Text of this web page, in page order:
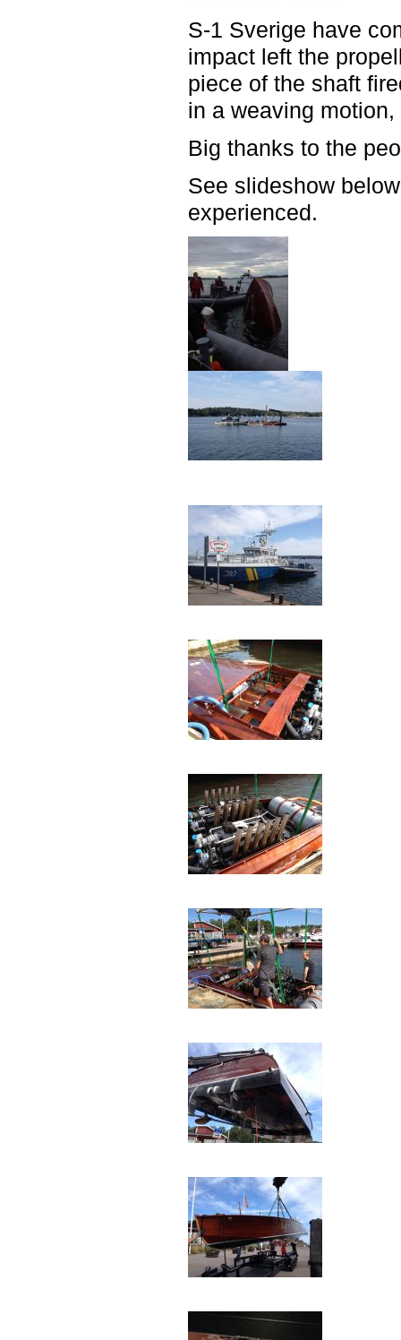
S-1 Sverige have
impact left the
piece of the shaft
in a weaving motion,
Big thanks to the
See slideshow
experienced.